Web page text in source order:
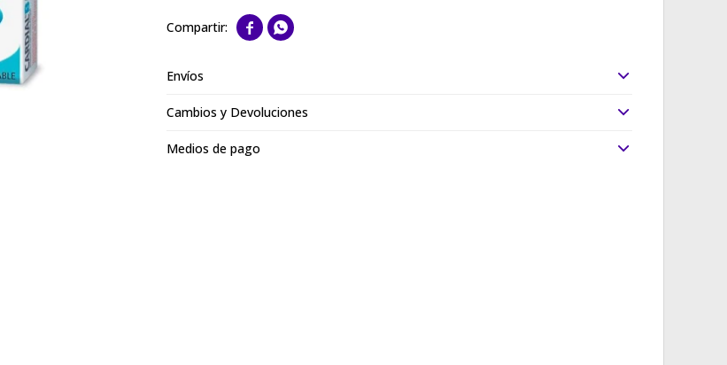
 
Envíos
Cambios y Devoluciones
Medios de pago